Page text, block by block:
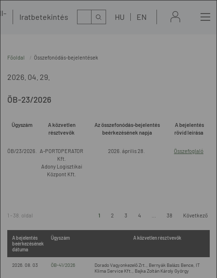
Iratbetekintés Kereső HU EN
Főoldal Összefonódás-bejelentések
2026. 04. 29.
ÖB-23/2026
Ügyszám
A közvetlen
résztvevők
Az összefonódás-bejelentés
beérkezésének napja
A bejelentés
rövid leírása
ÖB/23/2026.
A-PORTOPERATOR
Kft.
Adony Logisztikai
Központ Kft.
2026. április 28. Összefoglaló
1 - 38. oldal 1 2 3 4 38 Következő
A bejelentés
beérkezésének
dátuma
Ügyszám A közvetlen résztvevők
2026. 08. 03 ÖB-41/2026
Dorado Vagyonkezelő Zrt., Bernyák Balázs Bence, IT
Klima Service Kft., Bajka Zoltán Károly György